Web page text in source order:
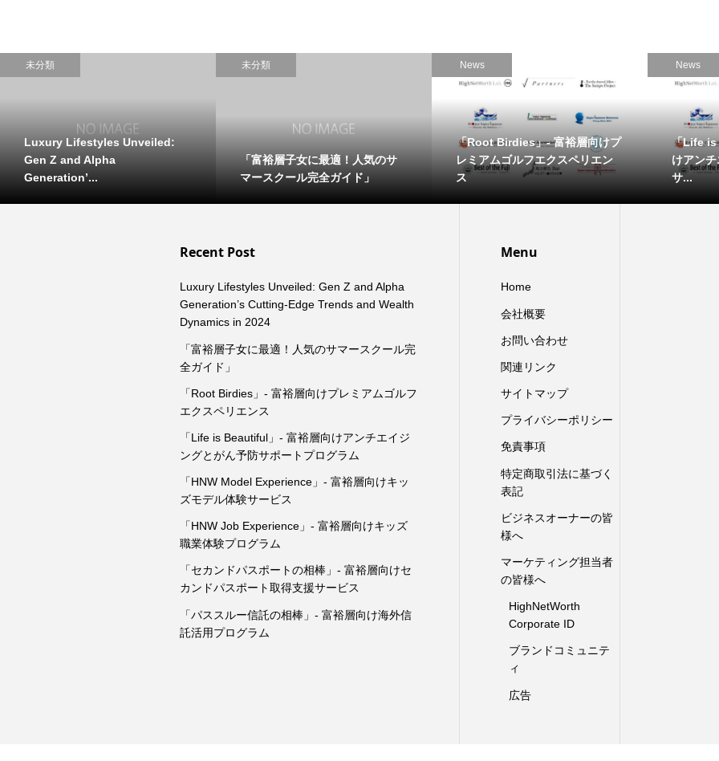
未分類
Luxury Lifestyles Unveiled:
Gen Z and Alpha
Generation’...
未分類
「富裕層子女に最適！人気のサ
マースクール完全ガイド」
News
「Root Birdies」- 富裕層向けプ
レミアムゴルフエクスペリエン
ス
News
「Life
けアン
サ...
Recent Post
Luxury Lifestyles Unveiled: Gen Z and Alpha
Generation’s Cutting-Edge Trends and Wealth
Dynamics in 2024
「富裕層子女に最適！人気のサマースクール完
全ガイド」
「Root Birdies」- 富裕層向けプレミアムゴルフ
エクスペリエンス
「Life is Beautiful」- 富裕層向けアンチエイジ
ングとがん予防サポートプログラム
「HNW Model Experience」- 富裕層向けキッ
ズモデル体験サービス
「HNW Job Experience」- 富裕層向けキッズ
職業体験プログラム
「セカンドパスポートの相棒」- 富裕層向けセ
カンドパスポート取得支援サービス
「パススルー信託の相棒」- 富裕層向け海外信
託活用プログラム
Menu
Home
会社概要
お問い合わせ
関連リンク
サイトマップ
プライバシーポリシー
免責事項
特定商取引法に基づく
表記
ビジネスオーナーの皆
様へ
マーケティング担当者
の皆様へ
HighNetWorth
Corporate ID
ブランドコミュニテ
ィ
広告